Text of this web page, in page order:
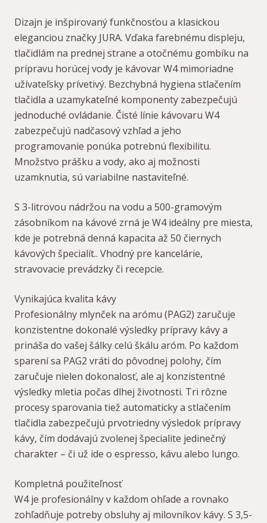
Dizajn je inšpirovaný funkčnosťou a klasickou
eleganciou značky JURA. Vďaka farebnému displeju,
tlačidlám na prednej strane a otočnému gombíku na
prípravu horúcej vody je kávovar W4 mimoriadne
užívateľsky prívetivý. Bezchybná hygiena stlačením
tlačidla a uzamykateľné komponenty zabezpečujú
jednoduché ovládanie. Čisté línie kávovaru W4
zabezpečujú nadčasový vzhľad a jeho
programovanie ponúka potrebnú flexibilitu.
Množstvo prášku a vody, ako aj možnosti
uzamknutia, sú variabilne nastaviteľné.
S 3-litrovou nádržou na vodu a 500-gramovým
zásobníkom na kávové zrná je W4 ideálny pre miesta,
kde je potrebná denná kapacita až 50 čiernych
kávových špecialít.. Vhodný pre kancelárie,
stravovacie prevádzky či recepcie.
Vynikajúca kvalita kávy
Profesionálny mlynček na arómu (PAG2) zaručuje
konzistentne dokonalé výsledky prípravy kávy a
prináša do vašej šálky celú škálu aróm. Po každom
sparení sa PAG2 vráti do pôvodnej polohy, čím
zaručuje nielen dokonalosť, ale aj konzistentné
výsledky mletia počas dlhej životnosti. Tri rôzne
procesy sparovania tiež automaticky a stlačením
tlačidla zabezpečujú prvotriedny výsledok prípravy
kávy, čím dodávajú zvolenej špecialite jedinečný
charakter – či už ide o espresso, kávu alebo lungo.
Kompletná použiteľnosť
W4 je profesionálny v každom ohľade a rovnako
zohľadňuje potreby obsluhy aj milovníkov kávy. S 3,5-